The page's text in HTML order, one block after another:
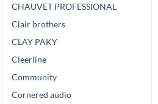
CHAUVET PROFESSIONAL
Clair brothers
CLAY PAKY
Cleerline
Community
Cornered audio